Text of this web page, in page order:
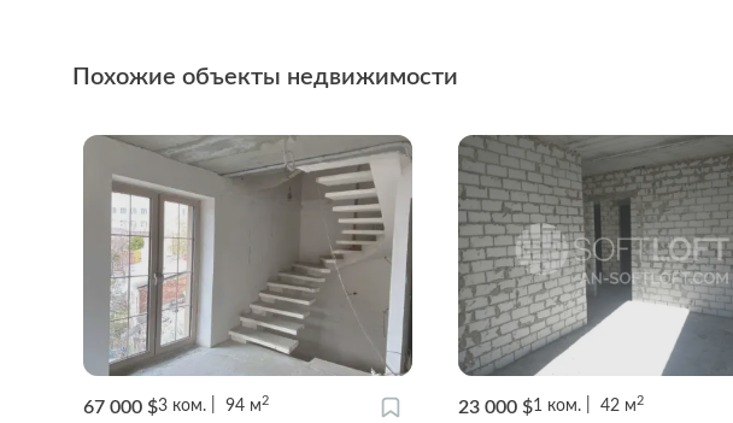
Похожие объекты недвижимости
67 000 $3 ком. 94 м2 23 000 $1 ком. 42 м2